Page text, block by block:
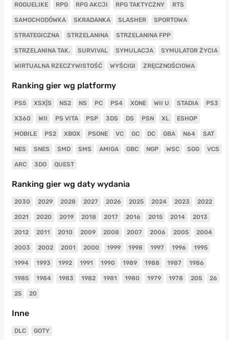
ROGUELIKE RPG RPG AKCJI RPG TAKTYCZNY RTS
SAMOCHODÓWKA SKRADANKA SLASHER SPORTOWA
STRATEGICZNA STRZELANINA STRZELANINA FPP
STRZELANINA TAK. SURVIVAL SYMULACJA SYMULATOR ŻYCIA
WIRTUALNA RZECZYWISTOŚĆ WYŚCIGI ZRĘCZNOŚCIOWA
Ranking gier wg platformy
PS5 XSX|S NS2 NS PC PS4 XONE WII U STADIA PS3
X360 WII PS VITA PSP 3DS DS PSN XL ESHOP
MOBILE PS2 XBOX PSONE VC GC DC GBA N64 SAT
NES SNES SMD SMS AMIGA GBC NGP WSC SGG VCS
ARC 3DO QUEST
Ranking gier wg daty wydania
2030 2029 2028 2027 2026 2025 2024 2023 2022
2021 2020 2019 2018 2017 2016 2015 2014 2013
2012 2011 2010 2009 2008 2007 2006 2005 2004
2003 2002 2001 2000 1999 1998 1997 1996 1995
1994 1993 1992 1991 1990 1989 1988 1987 1986
1985 1984 1983 1982 1981 1980 1979 1978 205 26
25 20
Inne
DLC GOTY